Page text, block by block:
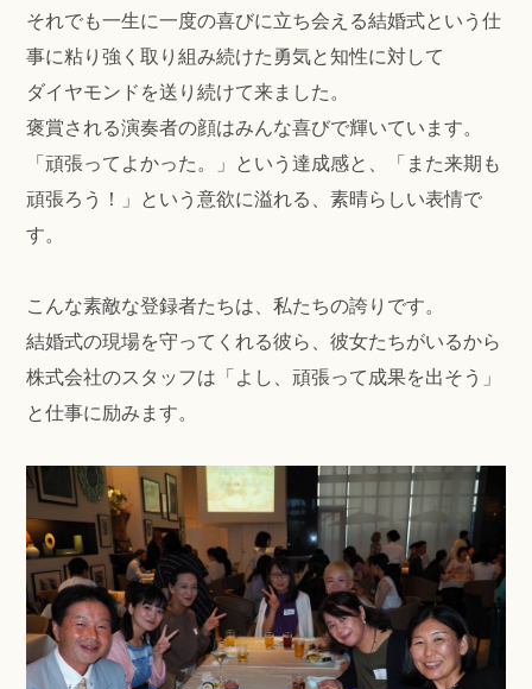
それでも一生に一度の喜びに立ち会える結婚式という仕
事に粘り強く取り組み続けた勇気と知性に対して
ダイヤモンドを送り続けて来ました。
褒賞される演奏者の顔はみんな喜びで輝いています。
「頑張ってよかった。」という達成感と、「また来期も
頑張ろう！」という意欲に溢れる、素晴らしい表情で
す。
こんな素敵な登録者たちは、私たちの誇りです。
結婚式の現場を守ってくれる彼ら、彼女たちがいるから
株式会社のスタッフは「よし、頑張って成果を出そう」
と仕事に励みます。